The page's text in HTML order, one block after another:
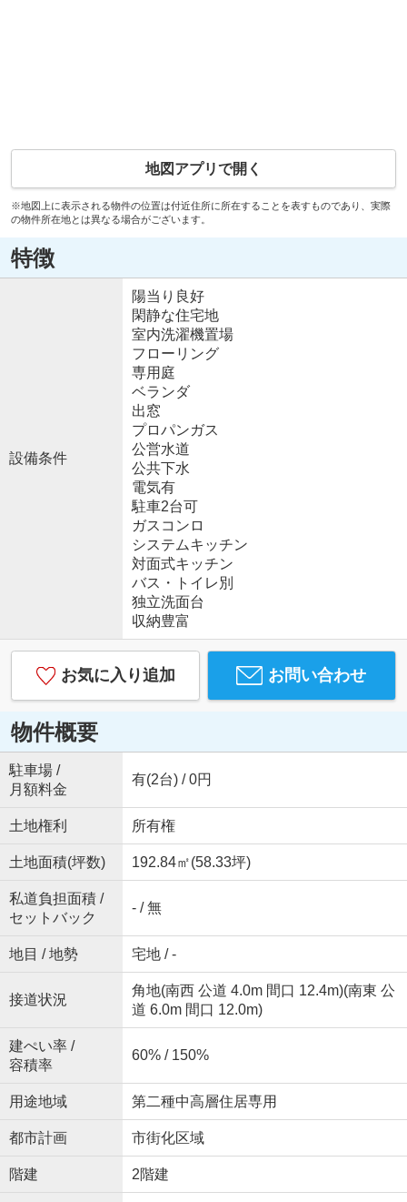
地図アプリで開く
※地図上に表示される物件の位置は付近住所に所在することを表すものであり、実際
の物件所在地とは異なる場合がございます。
特徴
設備条件
陽当り良好
閑静な住宅地
室内洗濯機置場
フローリング
専用庭
ベランダ
出窓
プロパンガス
公営水道
公共下水
電気有
駐車2台可
ガスコンロ
システムキッチン
対面式キッチン
バス・トイレ別
独立洗面台
収納豊富
お気に入り追加 お問い合わせ
物件概要
駐車場 /
月額料金
有(2台) / 0円
土地権利 所有権
土地面積(坪数) 192.84㎡(58.33坪)
私道負担面積 /
セットバック
- / 無
地目 / 地勢 宅地 / -
接道状況
角地(南西 公道 4.0m 間口 12.4m)(南東 公
道 6.0m 間口 12.0m)
建ぺい率 /
容積率
60% / 150%
用途地域 第二種中高層住居専用
都市計画 市街化区域
階建 2階建